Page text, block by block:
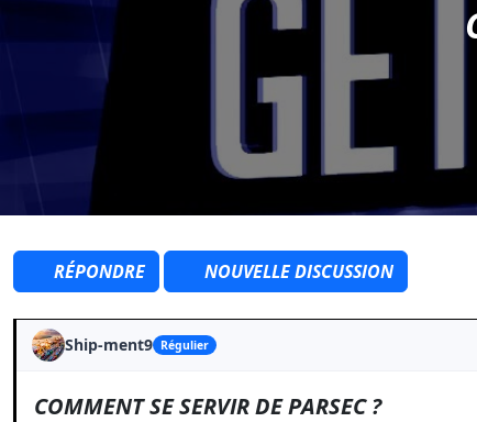
RÉPONDRE NOUVELLE DISCUSSION
Ship-ment9 Régulier
COMMENT SE SERVIR DE PARSEC ?